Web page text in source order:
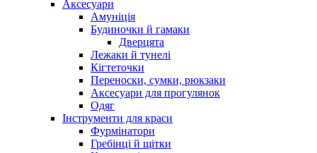
Аксесуари
Амуніція
Будиночки й гамаки
Дверцята
Лежаки й тунелі
Кігтеточки
Переноски, сумки, рюкзаки
Аксесуари для прогулянок
Одяг
Інструменти для краси
Фурмінатори
Гребінці й щітки